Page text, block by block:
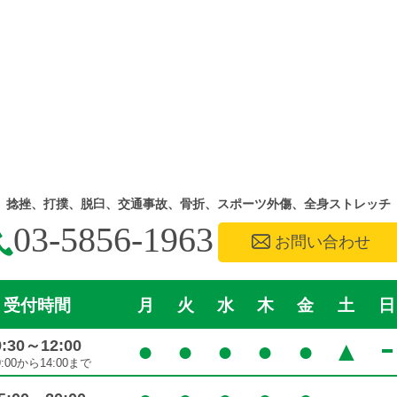
捻挫、打撲、脱臼、交通事故、骨折、スポーツ外傷、全身ストレッチ
03-5856-1963 お問い合わせ
受付時間 月 火 水 木 金 土 日
～12:00
から14:00まで ● ● ● ● ● ▲